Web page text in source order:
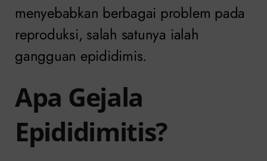
menyebabkan berbagai problem pada
reproduksi, salah satunya ialah
gangguan epididimis.
Apa Gejala
Epididimitis?